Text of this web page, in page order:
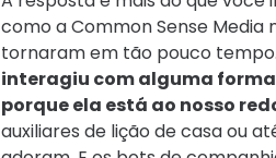
como a Common Sense
tornaram em tão pouco
interagiu com alguma
porque ela está ao nosso
auxiliares de lição de casa ou